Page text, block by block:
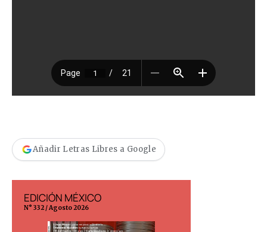
Añadir Letras Libres a Google
EDICIÓN MÉXICO
N° 332 / Agosto 2026